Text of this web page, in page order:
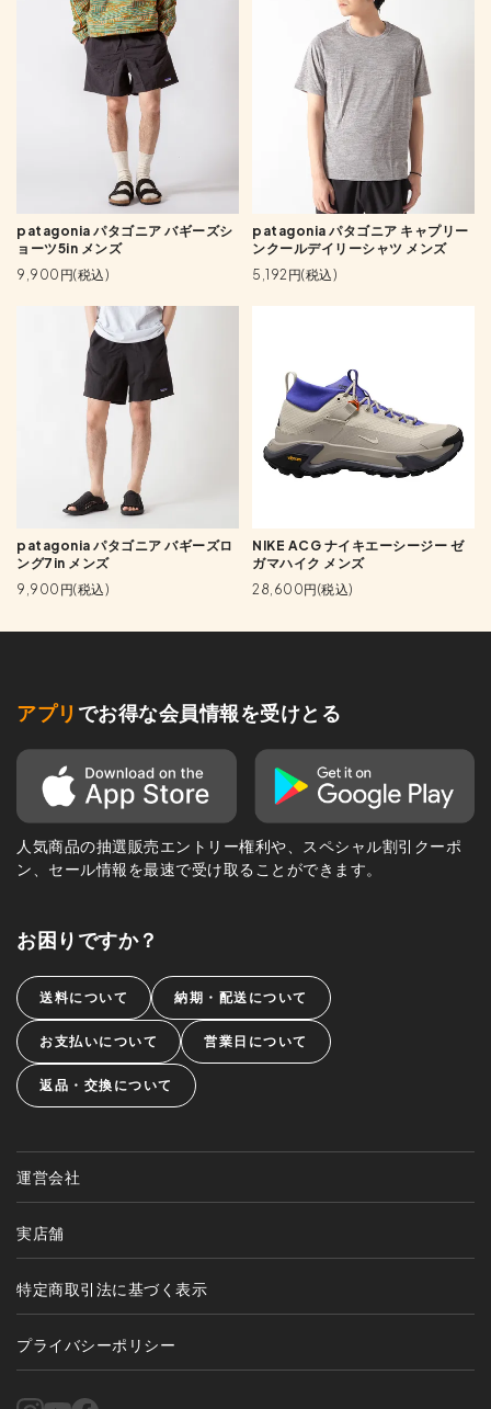
patagonia パタゴニア バギーズシ
ョーツ5in メンズ
9,900円(税込)
patagonia パタゴニア キャプリー
ンクールデイリーシャツ メンズ
5,192円(税込)
patagonia パタゴニア バギーズロ
ング7in メンズ
9,900円(税込)
NIKE ACG ナイキエーシージー ゼ
ガマハイク メンズ
28,600円(税込)
アプリ でお得な会員情報を受けとる
人気商品の抽選販売エントリー権利や、スペシャル割引クーポ
ン、セール情報を最速で受け取ることができます。
お困りですか？
送料について 納期・配送について
お支払いについて 営業日について
返品・交換について
運営会社
実店舗
特定商取引法に基づく表示
プライバシーポリシー